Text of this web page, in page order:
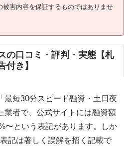
害内容を保証するものではありませ
の口コミ・評判・実態【札
付き】
最短30分スピード融資・土日夜
業者で、公式サイトには融資額
〜という表記があります。しか
記は著しく誤解を招く記載で